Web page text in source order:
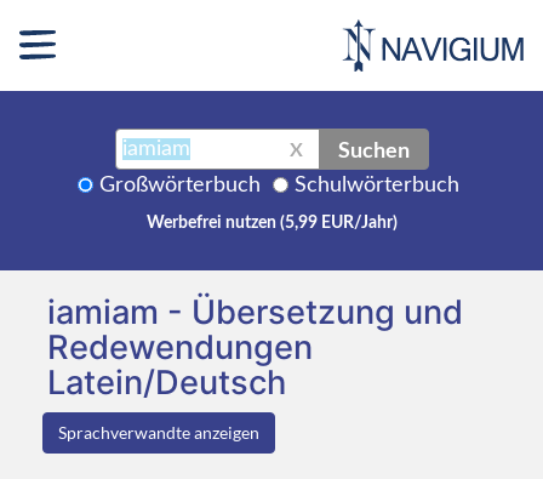
X Suchen
Großwörterbuch Schulwörterbuch
Werbefrei nutzen (5,99 EUR/Jahr)
iamiam - Übersetzung und
Redewendungen
Latein/Deutsch
Sprachverwandte anzeigen